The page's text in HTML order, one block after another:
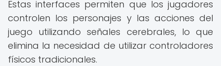
Estas interfaces permiten que los jugadores
controlen los personajes y las acciones del
juego utilizando señales cerebrales, lo que
elimina la necesidad de utilizar controladores
físicos tradicionales.